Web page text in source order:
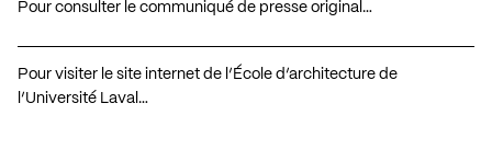
Pour consulter le communiqué de presse original…
Pour visiter le site internet de l’École d’architecture de
l’Université Laval…